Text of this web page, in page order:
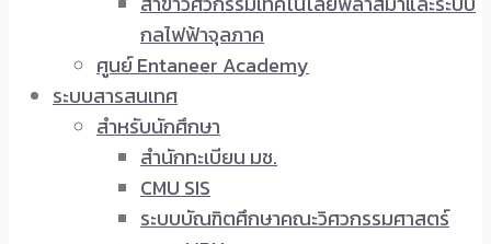
กลไฟฟ้าจุลภาค
ศูนย์ Entaneer Academy
ระบบสารสนเทศ
สำหรับนักศึกษา
สำนักทะเบียน มช.
CMU SIS
ระบบบัณฑิตศึกษาคณะวิศวกรรมศาสตร์